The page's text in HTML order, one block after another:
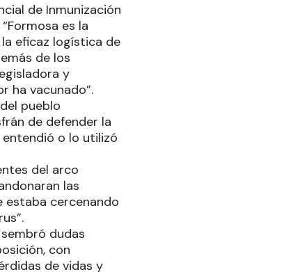
de Inmunización
es la
eficaz logística de
de los
y
ha vacunado”.
pueblo
de defender la
o lo utilizó
del arco
las
estaba cercenando
dudas
con
de vidas y